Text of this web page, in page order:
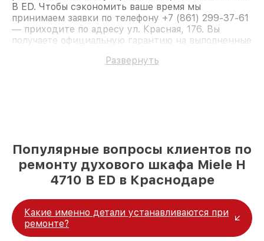
B ED. Чтобы сэкономить ваше время мы
принимаем заявки по телефону +7 (861) 299-37-61
— приходите по адресу ул. Красная, 176. Вы
получаете официальную гарантию на выполненные
Развернуть
Популярные вопросы клиентов по
ремонту духового шкафа Miele H
4710 B ED в Краснодаре
Какие именно детали устанавливаются при
ремонте?